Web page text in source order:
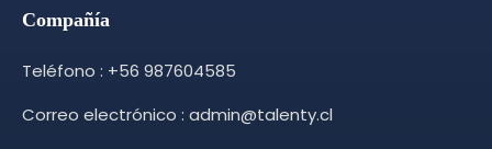
Compañía
Teléfono : +56 987604585
Correo electrónico : admin@talenty.cl